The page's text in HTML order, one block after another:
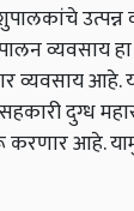
उत्पन्न
व्यवसाय
व्यवसाय आहे.
दुग्ध
आहे.